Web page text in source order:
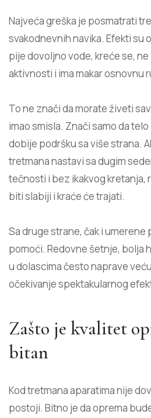
Najveća greška je posmatrati
svakodnevnih navika. Efekti su
pije dovoljno vode, kreće se,
aktivnosti i ima makar osnovnu
To ne znači da morate živeti
imao smisla. Znači samo da
dobije podršku sa više strana.
tretmana nastavi sa dugim
tečnosti i bez ikakvog kretanja,
biti slabiji i kraće će trajati.
Sa druge strane, čak i umerene
pomoći. Redovne šetnje, bolja
u dolascima često naprave
očekivanje spektakularnog
Zašto je kvalitet
bitan
Kod tretmana aparatima nije
postoji. Bitno je da oprema